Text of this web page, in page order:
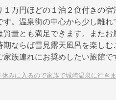
１万円ほどの１泊２食付きの
す。温泉街の中心から少し離
質量とも満足できます。また
期ならば雪見露天風呂を楽し
族連れにお奨めしたい旅館で
休みに入るので家族で城崎温泉に行き